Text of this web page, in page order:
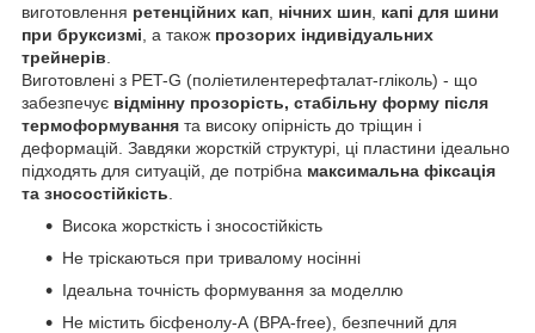
виготовлення ретенційних кап нічних шин капі для шини
при бруксизмі , а також прозорих індивідуальних
трейнерів
Виготовлені з PET-G (поліетилентерефталат-гліколь) - що
забезпечує відмінну прозорість, стабільну форму після
термоформування та високу опірність до тріщин і
деформацій. Завдяки жорсткій структурі, ці пластини ідеально
підходять для ситуацій, де потрібна максимальна фіксація
та зносостійкість
Висока жорсткість і зносостійкість
Не тріскаються при тривалому носінні
Ідеальна точність формування за моделлю
Не містить бісфенолу-А (BPA-free), безпечний для